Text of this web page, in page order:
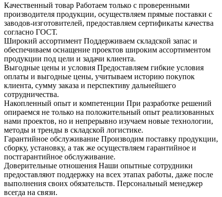
Качественный товар Работаем только с проверенными
производителя продукции, осуществляем прямые поставки с
заводов-изготовителей, предоставляем сертификаты качества
согласно ГОСТ.
Широкий ассортимент Поддерживаем складской запас и
обеспечиваем оснащение проектов широким ассортиментом
продукции под цели и задачи клиента.
Выгодные цены и условия Предоставляем гибкие условия
оплаты и выгодные цены, учитываем историю покупок
клиента, сумму заказа и перспективу дальнейшего
сотрудничества.
Накопленный опыт и компетенции При разработке решений
опираемся не только на положительный опыт реализованных
нами проектов, но и непрерывно изучаем новые технологии,
методы и тренды в складской логистике.
Гарантийное обслуживание Производим поставку продукции,
сборку, установку, а так же осуществляем гарантийное и
постгарантийное обслуживание.
Доверительные отношения Наши опытные сотрудники
предоставляют поддержку на всех этапах работы, даже после
выполнения своих обязательств. Персональный менеджер
всегда на связи.